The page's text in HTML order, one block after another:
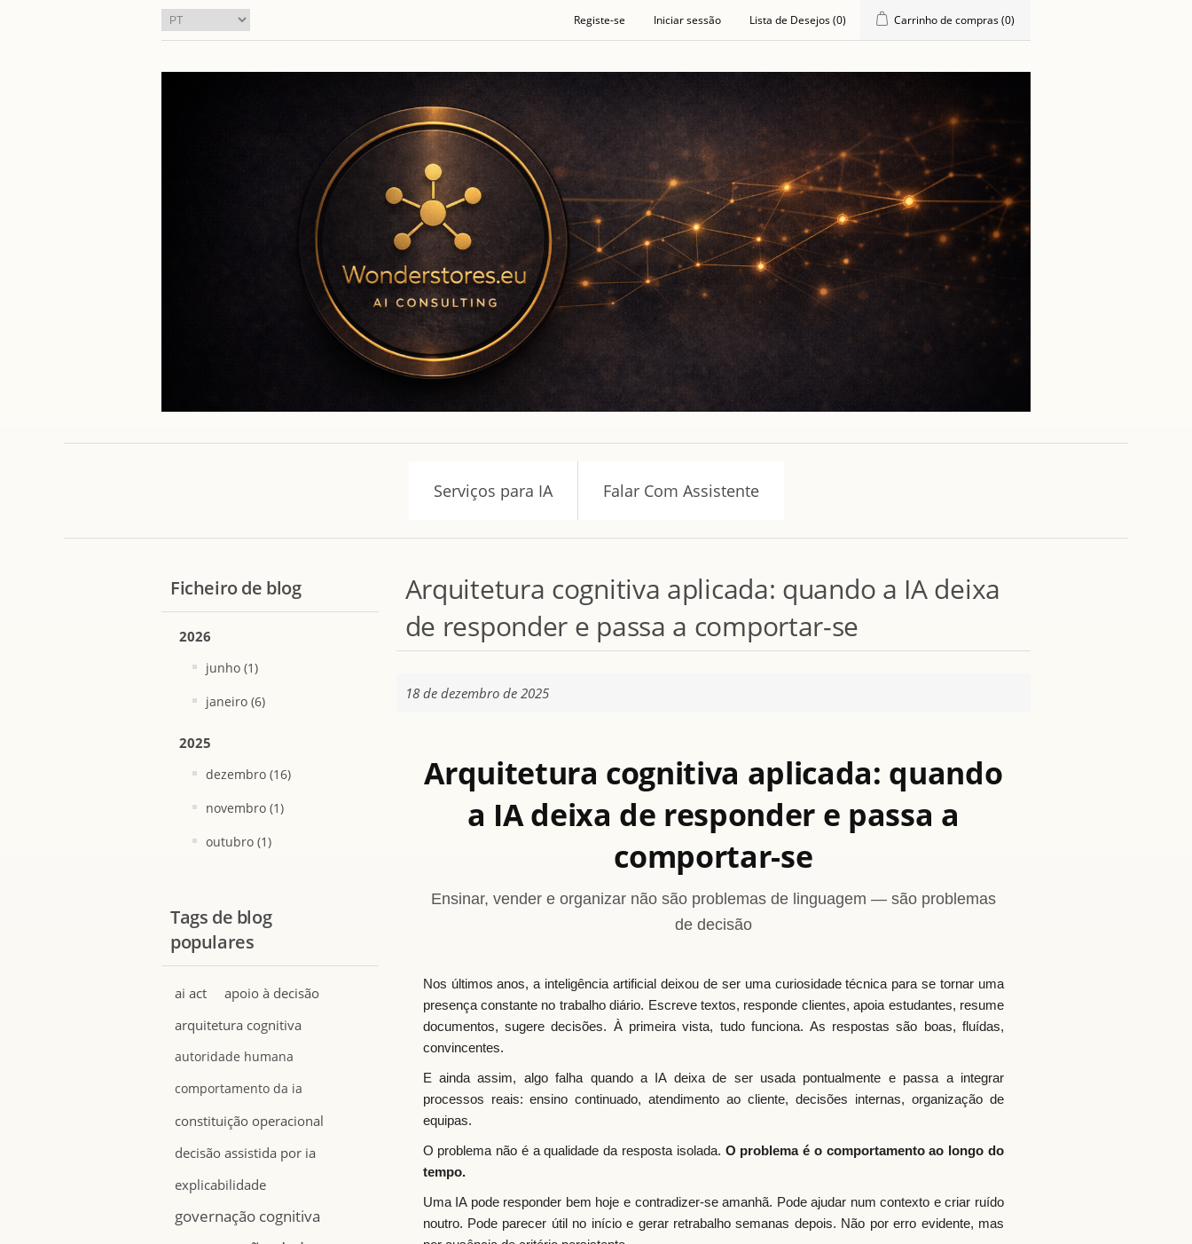
Registe-se Iniciar sessão Lista de Desejos(0) Carrinho de compras(0)
Serviços para IA Falar Com Assistente
Ficheiro de blog
2026
junho (1)
janeiro (6)
2025
dezembro (16)
novembro (1)
outubro (1)
Tags de blog
populares
ai act
apoio à decisão
arquitetura cognitiva
autoridade humana
comportamento da ia
constituição operacional
decisão assistida por ia
explicabilidade
governação cognitiva
Arquitetura cognitiva aplicada: quando a IA deixa
de responder e passa a comportar-se
18 de dezembro de 2025
Arquitetura cognitiva aplicada: quando
a IA deixa de responder e passa a
comportar-se
Ensinar, vender e organizar não são problemas de linguagem — são problemas
de decisão
Nos últimos anos, a inteligência artificial deixou de ser uma curiosidade técnica para se tornar uma
presença constante no trabalho diário. Escreve textos, responde clientes, apoia estudantes, resume
documentos, sugere decisões. À primeira vista, tudo funciona. As respostas são boas, fluídas,
convincentes.
E ainda assim, algo falha quando a IA deixa de ser usada pontualmente e passa a integrar
processos reais: ensino continuado, atendimento ao cliente, decisões internas, organização de
equipas.
O problema não é a qualidade da resposta isolada. O problema é o comportamento ao longo do
tempo.
Uma IA pode responder bem hoje e contradizer-se amanhã. Pode ajudar num contexto e criar ruído
noutro. Pode parecer útil no início e gerar retrabalho semanas depois. Não por erro evidente, mas